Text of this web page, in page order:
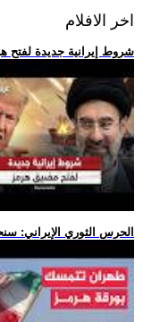
اخر الافلام
.. شروط إيرانية جديدة
.. الحرس الثوري الإيراني: